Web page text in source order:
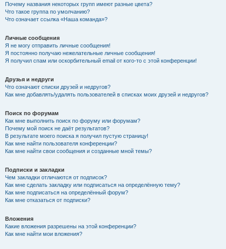
Почему названия некоторых групп имеют разные цвета?
Что такое группа по умолчанию?
Что означает ссылка «Наша команда»?
Личные сообщения
Я не могу отправить личные сообщения!
Я постоянно получаю нежелательные личные сообщения!
Я получил спам или оскорбительный email от кого-то с этой конференции!
Друзья и недруги
Что означают списки друзей и недругов?
Как мне добавлять/удалять пользователей в списках моих друзей и недругов?
Поиск по форумам
Как мне выполнить поиск по форуму или форумам?
Почему мой поиск не даёт результатов?
В результате моего поиска я получил пустую страницу!
Как мне найти пользователя конференции?
Как мне найти свои сообщения и созданные мной темы?
Подписки и закладки
Чем закладки отличаются от подписок?
Как мне сделать закладку или подписаться на определённую тему?
Как мне подписаться на определённый форум?
Как мне отказаться от подписки?
Вложения
Какие вложения разрешены на этой конференции?
Как мне найти мои вложения?